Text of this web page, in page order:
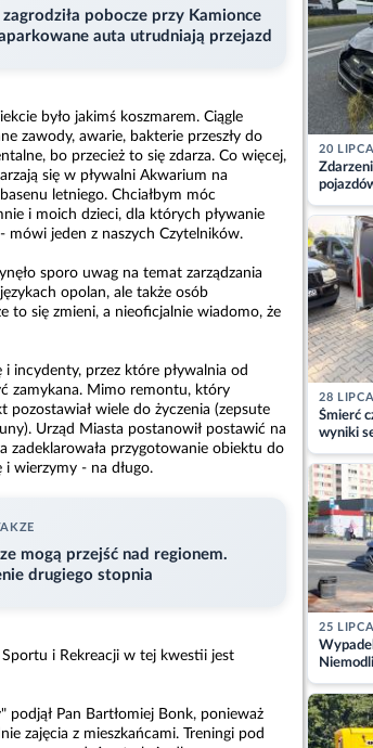
zagrodziła pobocze przy Kamionce
auta utrudniają przejazd
było jakimś koszmarem. Ciągle
zawody, awarie, bakterie przeszły do
bo przecież to się zdarza. Co więcej,
się w pływalni Akwarium na
letniego. Chciałbym móc
i moich dzieci, dla których pływanie
mówi jeden z naszych Czytelników.
sporo uwag na temat zarządzania
opolan, ale także osób
to się zmieni, a nieoficjalnie wiadomo, że
incydenty, przez które pływalnia od
zamykana. Mimo remontu, który
pozostawiał wiele do życzenia (zepsute
Urząd Miasta postanowił postawić na
zadeklarowała przygotowanie obiektu do
wierzymy - na długo.
mogą przejść nad regionem.
drugiego stopnia
i Rekreacji w tej kwestii jest
Pan Bartłomiej Bonk, ponieważ
zajęcia z mieszkańcami. Treningi pod
20 LIPCA
z
28 LIPCA
Śmierć
wyniki
matki
25 LIPCA
osoby w